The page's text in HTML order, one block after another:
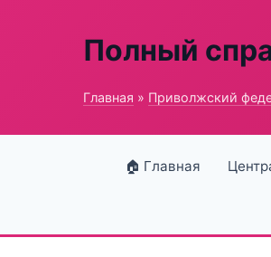
Полный
Главная » Приволжский
🏠 Главная